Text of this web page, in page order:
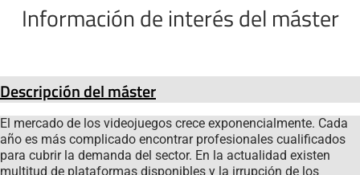
Información de interés del máster
Descripción del máster
El mercado de los videojuegos crece exponencialmente. Cada
año es más complicado encontrar profesionales cualificados
para cubrir la demanda del sector. En la actualidad existen
multitud de plataformas disponibles y la irrupción de los